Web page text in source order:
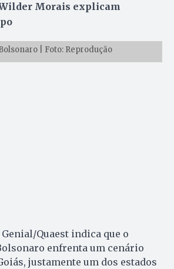
Morais explicam
| Foto: Reprodução
Quaest indica que o
enfrenta um cenário
justamente um dos estados